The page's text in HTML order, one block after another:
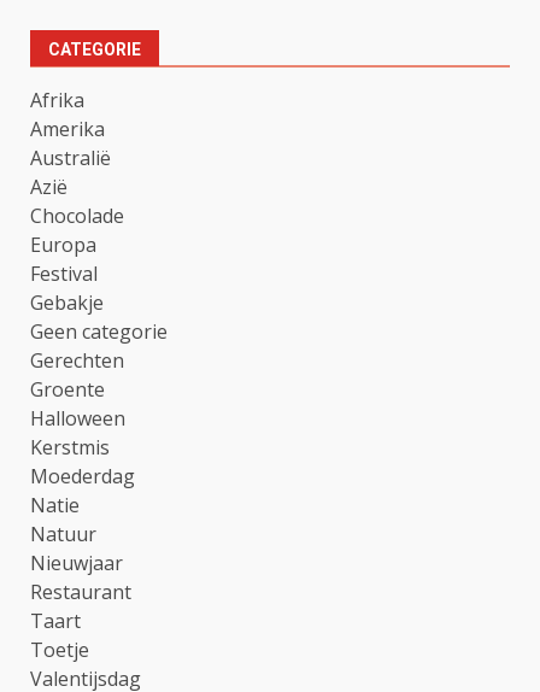
CATEGORIE
Afrika
Amerika
Australië
Azië
Chocolade
Europa
Festival
Gebakje
Geen categorie
Gerechten
Groente
Halloween
Kerstmis
Moederdag
Natie
Natuur
Nieuwjaar
Restaurant
Taart
Toetje
Valentijsdag